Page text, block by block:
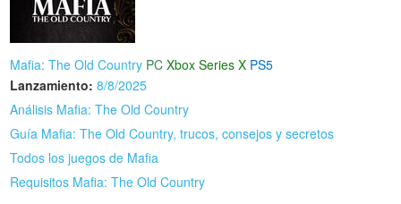
Mafia: The Old Country PC Xbox Series X PS5
Lanzamiento: 8/8/2025
Análisis Mafia: The Old Country
Guía Mafia: The Old Country, trucos, consejos y secretos
Todos los juegos de Mafia
Requisitos Mafia: The Old Country